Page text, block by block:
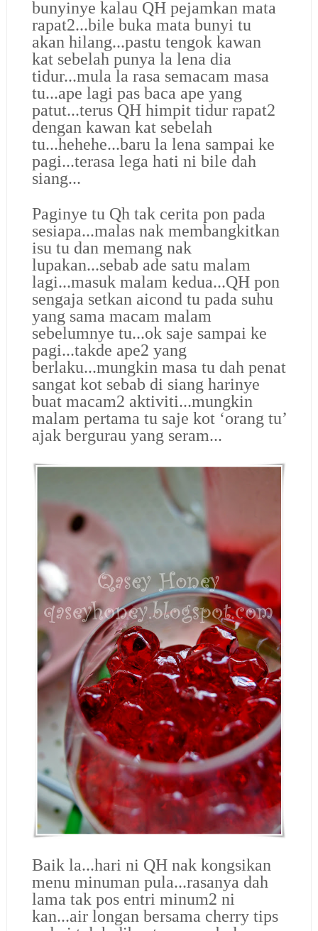
bunyinye kalau QH pejamkan mata
rapat2...bile buka mata bunyi tu
akan hilang...pastu tengok kawan
kat sebelah punya la lena dia
tidur...mula la rasa semacam masa
tu...ape lagi pas baca ape yang
patut...terus QH himpit tidur rapat2
dengan kawan kat sebelah
tu...hehehe...baru la lena sampai ke
pagi...terasa lega hati ni bile dah
siang...
Paginye tu Qh tak cerita pon pada
sesiapa...malas nak membangkitkan
isu tu dan memang nak
lupakan...sebab ade satu malam
lagi...masuk malam kedua...QH pon
sengaja setkan aicond tu pada suhu
yang sama macam malam
sebelumnye tu...ok saje sampai ke
pagi...takde ape2 yang
berlaku...mungkin masa tu dah penat
sangat kot sebab di siang harinye
buat macam2 aktiviti...mungkin
malam pertama tu saje kot ‘orang tu’
ajak bergurau yang seram...
Baik la...hari ni QH nak kongsikan
menu minuman pula...rasanya dah
lama tak pos entri minum2 ni
kan...air longan bersama cherry tips